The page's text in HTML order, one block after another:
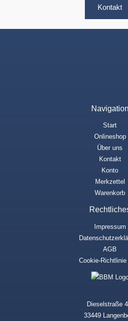
Kontakt
Navigation
Start
Onlineshop
Über uns
Kontakt
Konto
Merkzettel
Warenkorb
Impressum
AGB
Cookie-Richtlinie
Dieselstraße
33449